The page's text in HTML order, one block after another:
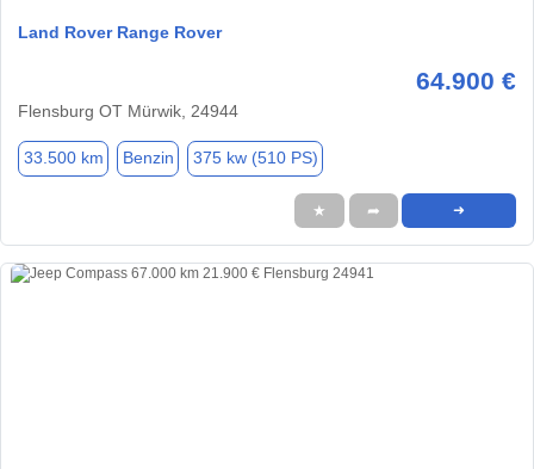
Land Rover Range Rover
64.900 €
Flensburg OT Mürwik, 24944
33.500 km Benzin 375 kw (510 PS)
★ ➦ ➜